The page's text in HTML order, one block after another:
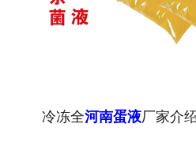
冷冻全河南蛋液厂家介